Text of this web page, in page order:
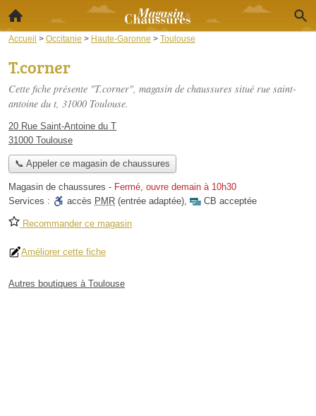
Accueil > Occitanie > Haute-Garonne > Toulouse
T.corner
Cette fiche présente "T.corner", magasin de chaussures situé rue saint-
antoine du t, 31000 Toulouse.
20 Rue Saint-Antoine du T
31000 Toulouse
📞 Appeler ce magasin de chaussures
Magasin de chaussures - Fermé, ouvre demain à 10h30
Services :
accès PMR (entrée adaptée), CB acceptée
Recommander ce magasin
Améliorer cette fiche
Autres boutiques à Toulouse